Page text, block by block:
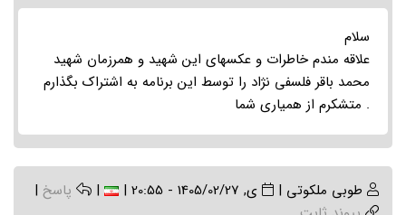
سلام
علاقه مندم خاطرات و عکسهای این شهید و همرزمان شهید
محمد باقر فلسفی نژاد را توسط این برنامه به اشتراک بگذارم
. متشکرم از همیاری شما
طوبی ملکوتی | ی, 1405/02/27 - 20:55 |
| پاسخ |